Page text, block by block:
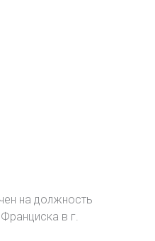
на должность
в г.